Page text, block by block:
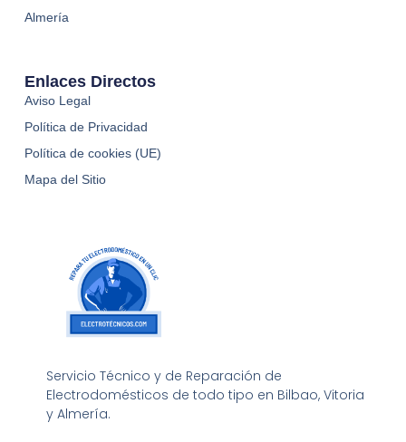
Servicio Técnico y de Reparación de
Electrodomésticos de todo tipo en Bilbao, Vitoria
y Almería.
Almería
Enlaces Directos
Aviso Legal
Política de Privacidad
Política de cookies (UE)
Mapa del Sitio